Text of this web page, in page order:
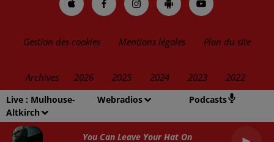
Live : Mulhouse-
Altkirch
Webradios Podcasts
You Can Leave Your Hat On
Gestion des cookies Mentions légales Plan du site
Archives 2026 2025 2024 2023 2022